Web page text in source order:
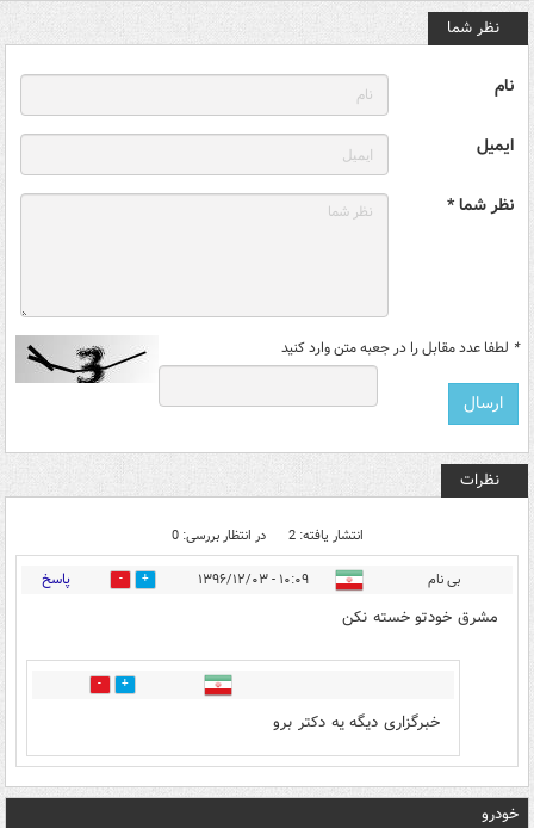
نظر شما
نام
ایمیل
نظر شما *
* لطفا عدد مقابل را در جعبه متن وارد کنید
نظرات
انتشار یافته: 2 در انتظار بررسی: 0
بی نام ۱۰:۰۹ - ۱۳۹۶/۱۲/۰۳ 2 پاسخ
مشرق خودتو خسته نکن
3
خبرگزاری دیگه یه دکتر برو
خودرو